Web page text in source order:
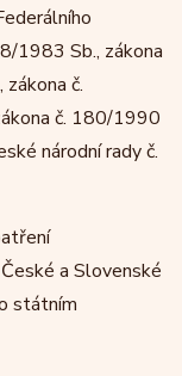
1983 Sb., zákona
č.
č. 180/1990
národní rady č.
a Slovenské
státním